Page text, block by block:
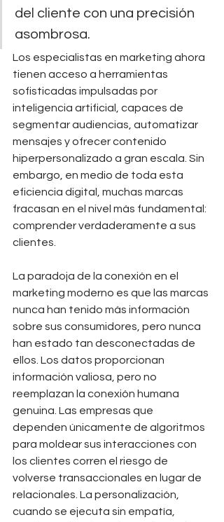
del cliente con una precisión
asombrosa.
Los especialistas en marketing ahora
tienen acceso a herramientas
sofisticadas impulsadas por
inteligencia artificial, capaces de
segmentar audiencias, automatizar
mensajes y ofrecer contenido
hiperpersonalizado a gran escala. Sin
embargo, en medio de toda esta
eficiencia digital, muchas marcas
fracasan en el nivel más fundamental:
comprender verdaderamente a sus
clientes.
La paradoja de la conexión en el
marketing moderno es que las marcas
nunca han tenido más información
sobre sus consumidores, pero nunca
han estado tan desconectadas de
ellos. Los datos proporcionan
información valiosa, pero no
reemplazan la conexión humana
genuina. Las empresas que
dependen únicamente de algoritmos
para moldear sus interacciones con
los clientes corren el riesgo de
volverse transaccionales en lugar de
relacionales. La personalización,
cuando se ejecuta sin empatía,